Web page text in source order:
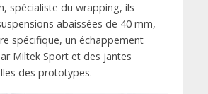
spécialiste du wrapping, ils
abaissées de 40 mm,
spécifique, un échappement
Miltek Sport et des jantes
des prototypes.